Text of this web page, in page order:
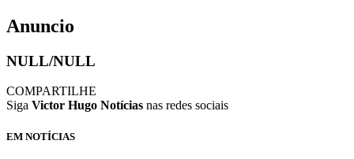
Anuncio
NULL/NULL
COMPARTILHE
Siga Victor Hugo Notícias nas redes sociais
EM NOTÍCIAS